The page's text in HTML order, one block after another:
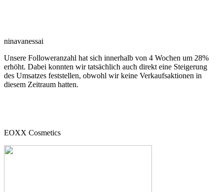
ninavanessai
Unsere Followeranzahl hat sich innerhalb von 4 Wochen um 28%
erhöht. Dabei konnten wir tatsächlich auch direkt eine Steigerung
des Umsatzes feststellen, obwohl wir keine Verkaufsaktionen in
diesem Zeitraum hatten.
EOXX Cosmetics